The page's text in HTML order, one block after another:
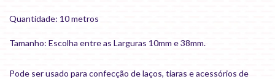
Quantidade: 10 metros
Tamanho: Escolha entre as Larguras 10mm e 38mm.
Pode ser usado para confecção de laços, tiaras e acessórios de